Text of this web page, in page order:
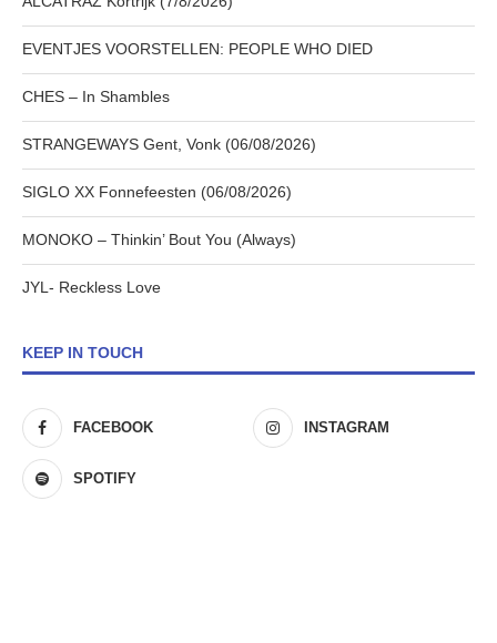
EVENTJES VOORSTELLEN: PEOPLE WHO DIED
CHES – In Shambles
STRANGEWAYS Gent, Vonk (06/08/2026)
SIGLO XX Fonnefeesten (06/08/2026)
MONOKO – Thinkin’ Bout You (Always)
JYL- Reckless Love
KEEP IN TOUCH
FACEBOOK INSTAGRAM
SPOTIFY